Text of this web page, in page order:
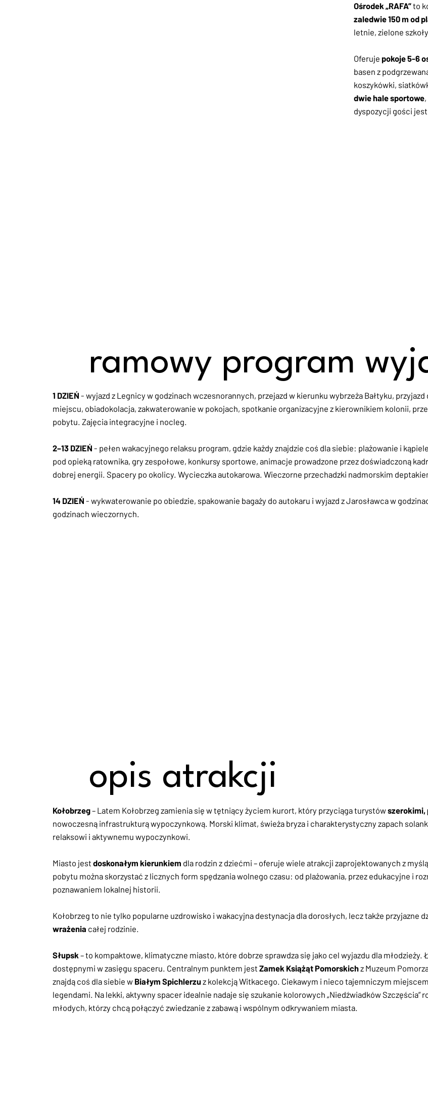
Ośrodek „RAFA”to
zaledwie 150 m od
letnie, zielone
Oferuje pokoje 5-6
basen z
koszykówki,
dwie hale sportowe
dyspozycji gości
ramowy program
1 DZIEŃ - wyjazd z Legnicy w godzinach wczesnorannych, przejazd w kierunku wybrzeża Bałtyku,
miejscu, obiadokolacja, zakwaterowanie w pokojach, spotkanie organizacyjne z kierownikiem kolonii,
pobytu. Zajęcia integracyjne i nocleg.
2–13 DZIEŃ - pełen wakacyjnego relaksu program, gdzie każdy znajdzie coś dla siebie: plażowanie i
pod opieką ratownika, gry zespołowe, konkursy sportowe, animacje prowadzone przez doświadczoną
dobrej energii. Spacery po okolicy. Wycieczka autokarowa. Wieczorne przechadzki nadmorskim
14 DZIEŃ - wykwaterowanie po obiedzie, spakowanie bagaży do autokaru i wyjazd z Jarosławca w
godzinach wieczornych.
opis atrakcji
Kołobrzeg– Latem Kołobrzeg zamienia się w tętniący życiem kurort, który przyciąga turystówszerokimi,
nowoczesną infrastrukturą wypoczynkową. Morski klimat, świeża bryza i charakterystyczny zapach
relaksowi i aktywnemu wypoczynkowi.
Miasto jestdoskonałym kierunkiem dla rodzin z dziećmi – oferuje wiele atrakcji zaprojektowanych z
pobytu można skorzystać z licznych form spędzania wolnego czasu: od plażowania, przez edukacyjne i
poznawaniem lokalnej historii.
Kołobrzeg to nie tylko popularne uzdrowisko i wakacyjna destynacja dla dorosłych, lecz także przyjazne
wrażenia całej rodzinie.
Słupsk – to kompaktowe, klimatyczne miasto, które dobrze sprawdza się jako cel wyjazdu dla
dostępnymi w zasięgu spaceru. Centralnym punktem jestZamek Książąt Pomorskichz Muzeum
znajdą coś dla siebie w Białym Spichlerzuz kolekcją Witkacego. Ciekawym i nieco tajemniczym
legendami. Na lekki, aktywny spacer idealnie nadaje się szukanie kolorowych „Niedźwiadków Szczęścia”
młodych, którzy chcą połączyć zwiedzanie z zabawą i wspólnym odkrywaniem miasta.